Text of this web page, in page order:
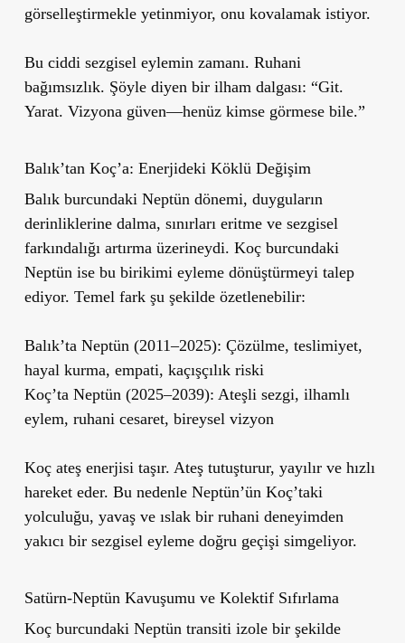
görselleştirmekle yetinmiyor, onu kovalamak istiyor.
Bu ciddi sezgisel eylemin zamanı. Ruhani
bağımsızlık. Şöyle diyen bir ilham dalgası: “Git.
Yarat. Vizyona güven—henüz kimse görmese bile.”
Balık’tan Koç’a: Enerjideki Köklü Değişim
Balık burcundaki Neptün dönemi, duyguların
derinliklerine dalma, sınırları eritme ve sezgisel
farkındalığı artırma üzerineydi. Koç burcundaki
Neptün ise bu birikimi eyleme dönüştürmeyi talep
ediyor. Temel fark şu şekilde özetlenebilir:
Balık’ta Neptün (2011–2025): Çözülme, teslimiyet,
hayal kurma, empati, kaçışçılık riski
Koç’ta Neptün (2025–2039): Ateşli sezgi, ilhamlı
eylem, ruhani cesaret, bireysel vizyon
Koç ateş enerjisi taşır. Ateş tutuşturur, yayılır ve hızlı
hareket eder. Bu nedenle Neptün’ün Koç’taki
yolculuğu, yavaş ve ıslak bir ruhani deneyimden
yakıcı bir sezgisel eyleme doğru geçişi simgeliyor.
Satürn-Neptün Kavuşumu ve Kolektif Sıfırlama
Koç burcundaki Neptün transiti izole bir şekilde